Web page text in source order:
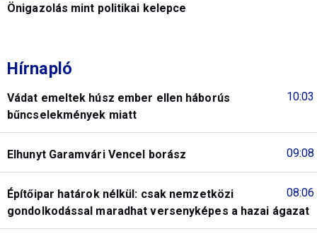
Önigazolás mint politikai kelepce
Hírnapló
10:03
Vádat emeltek húsz ember ellen háborús
bűncselekmények miatt
09:08
Elhunyt Garamvári Vencel borász
08:06
Építőipar határok nélkül: csak nemzetközi
gondolkodással maradhat versenyképes a hazai ágazat